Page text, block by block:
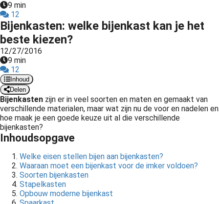
9 min
12
Bijenkasten: welke bijenkast kan je het
beste kiezen?
12/27/2016
9 min
12
Inhoud
Delen
Bijenkasten zijn er in veel soorten en maten en gemaakt van
verschillende materialen, maar wat zijn nu de voor en nadelen en
hoe maak je een goede keuze uit al die verschillende
bijenkasten?
Inhoudsopgave
Welke eisen stellen bijen aan bijenkasten?
Waaraan moet een bijenkast voor de imker voldoen?
Soorten bijenkasten
Stapelkasten
Opbouw moderne bijenkast